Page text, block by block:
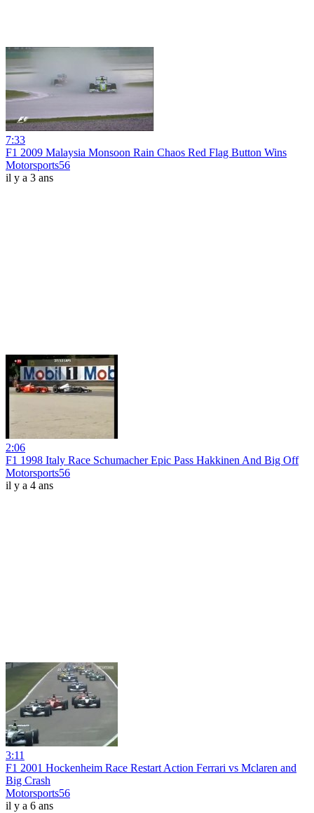
7:33
F1 2009 Malaysia Monsoon Rain Chaos Red Flag Button Wins
Motorsports56
il y a 3 ans
2:06
F1 1998 Italy Race Schumacher Epic Pass Hakkinen And Big Off
Motorsports56
il y a 4 ans
3:11
F1 2001 Hockenheim Race Restart Action Ferrari vs Mclaren and
Big Crash
Motorsports56
il y a 6 ans